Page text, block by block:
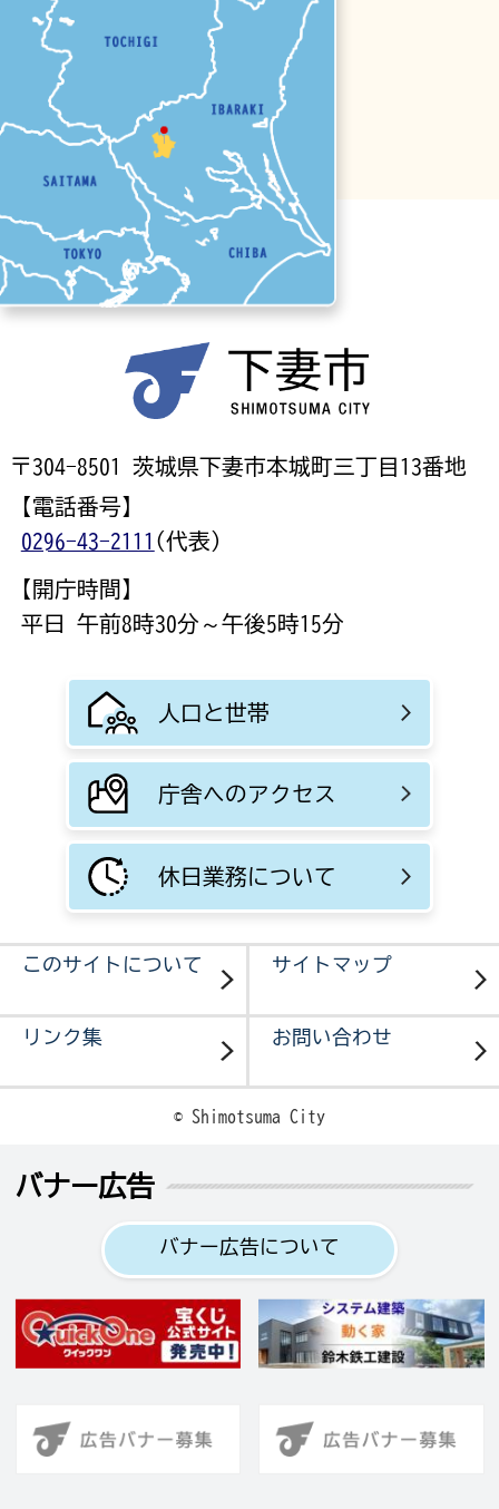
〒304-8501 茨城県下妻市本城町三丁目13番地
【電話番号】
0296-43-2111 (代表)
【開庁時間】
平日 午前8時30分～午後5時15分
人口と世帯
庁舎へのアクセス
休日業務について
このサイトについて サイトマップ
リンク集 お問い合わせ
© Shimotsuma City
バナー広告
バナー広告について